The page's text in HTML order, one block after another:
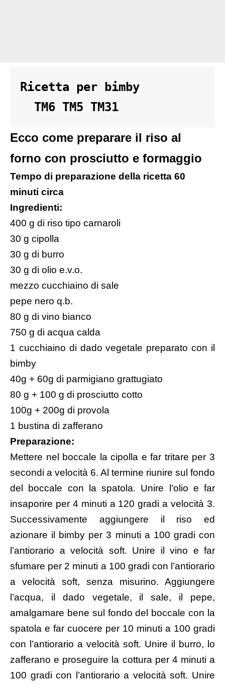
Ricetta per bimby
  TM6 TM5 TM31
Ecco come preparare il riso al
forno con prosciutto e formaggio
Tempo di preparazione della ricetta 60
minuti circa
Ingredienti:
400 g di riso tipo carnaroli
30 g cipolla
30 g di burro
30 g di olio e.v.o.
mezzo cucchiaino di sale
pepe nero q.b.
80 g di vino bianco
750 g di acqua calda
1 cucchiaino di dado vegetale preparato con il
bimby
40g + 60g di parmigiano grattugiato
80 g + 100 g di prosciutto cotto
100g + 200g di provola
1 bustina di zafferano
Preparazione:
Mettere nel boccale la cipolla e far tritare per 3
secondi a velocità 6. Al termine riunire sul fondo
del boccale con la spatola. Unire l’olio e far
insaporire per 4 minuti a 120 gradi a velocità 3.
Successivamente aggiungere il riso ed
azionare il bimby per 3 minuti a 100 gradi con
l’antiorario a velocità soft. Unire il vino e far
sfumare per 2 minuti a 100 gradi con l’antiorario
a velocità soft, senza misurino. Aggiungere
l’acqua, il dado vegetale, il sale, il pepe,
amalgamare bene sul fondo del boccale con la
spatola e far cuocere per 10 minuti a 100 gradi
con l’antiorario a velocità soft. Unire il burro, lo
zafferano e proseguire la cottura per 4 minuti a
100 gradi con l’antiorario a velocità soft. Unire